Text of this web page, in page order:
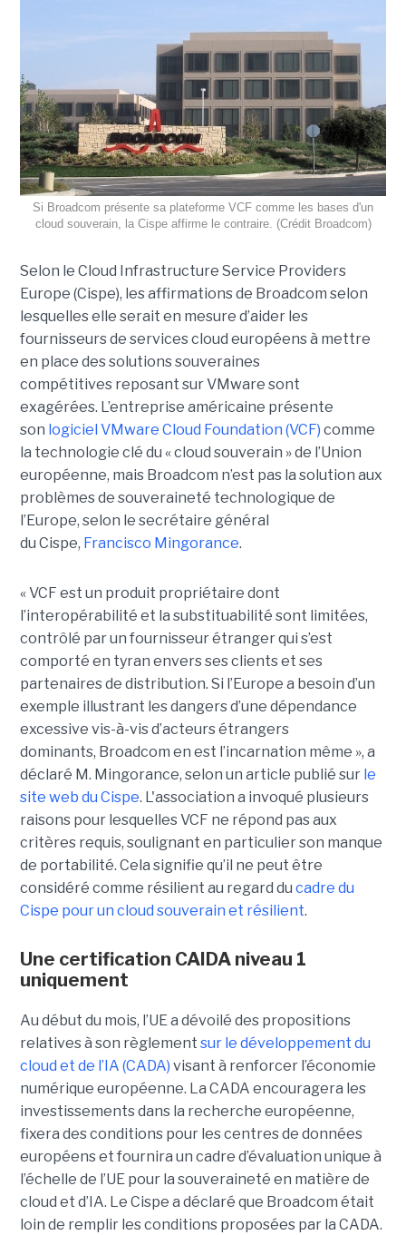
Si Broadcom présente sa plateforme VCF comme les bases d'un
cloud souverain, la Cispe affirme le contraire. (Crédit Broadcom)
Selon le Cloud Infrastructure Service Providers
Europe (Cispe), les affirmations de Broadcom selon
lesquelles elle serait en mesure d’aider les
fournisseurs de services cloud européens à mettre
en place des solutions souveraines
compétitives reposant sur VMware sont
exagérées. L’entreprise américaine présente
son logiciel VMware Cloud Foundation (VCF) comme
la technologie clé du « cloud souverain » de l’Union
européenne, mais Broadcom n’est pas la solution aux
problèmes de souveraineté technologique de
l’Europe, selon le secrétaire général
du Cispe, Francisco Mingorance.
« VCF est un produit propriétaire dont
l’interopérabilité et la substituabilité sont limitées,
contrôlé par un fournisseur étranger qui s’est
comporté en tyran envers ses clients et ses
partenaires de distribution. Si l’Europe a besoin d’un
exemple illustrant les dangers d’une dépendance
excessive vis-à-vis d’acteurs étrangers
dominants, Broadcom en est l’incarnation même », a
déclaré M. Mingorance, selon un article publié sur le
site web du Cispe. L'association a invoqué plusieurs
raisons pour lesquelles VCF ne répond pas aux
critères requis, soulignant en particulier son manque
de portabilité. Cela signifie qu’il ne peut être
considéré comme résilient au regard du cadre du
Cispe pour un cloud souverain et résilient.
Une certification CAIDA niveau 1
uniquement
Au début du mois, l’UE a dévoilé des propositions
relatives à son règlement sur le développement du
cloud et de l’IA (CADA) visant à renforcer l’économie
numérique européenne. La CADA encouragera les
investissements dans la recherche européenne,
fixera des conditions pour les centres de données
européens et fournira un cadre d’évaluation unique à
l’échelle de l’UE pour la souveraineté en matière de
cloud et d’IA. Le Cispe a déclaré que Broadcom était
loin de remplir les conditions proposées par la CADA.